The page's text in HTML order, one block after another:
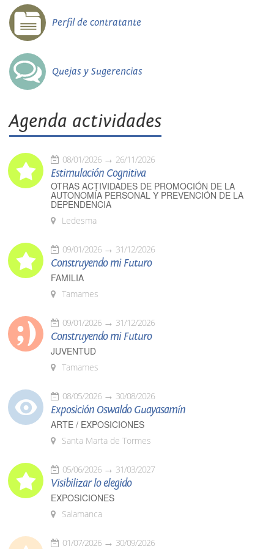
Perfil de contratante
Quejas y Sugerencias
Agenda actividades
08/01/2026 26/11/2026
Estimulación Cognitiva
OTRAS ACTIVIDADES DE PROMOCIÓN DE LA
AUTONOMÍA PERSONAL Y PREVENCIÓN DE LA
DEPENDENCIA
Ledesma
09/01/2026 31/12/2026
Construyendo mi Futuro
FAMILIA
Tamames
09/01/2026 31/12/2026
Construyendo mi Futuro
JUVENTUD
Tamames
08/05/2026 30/08/2026
Exposición Oswaldo Guayasamín
ARTE / EXPOSICIONES
Santa Marta de Tormes
05/06/2026 31/03/2027
Visibilizar lo elegido
EXPOSICIONES
Salamanca
01/07/2026 30/09/2026